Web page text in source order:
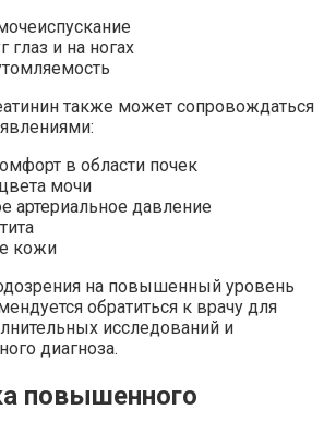
глаз и на ногах
также может сопровождаться
в области почек
мочи
давление
кожи
на повышенный уровень
обратиться к врачу для
исследований и
диагноза.
повышенного